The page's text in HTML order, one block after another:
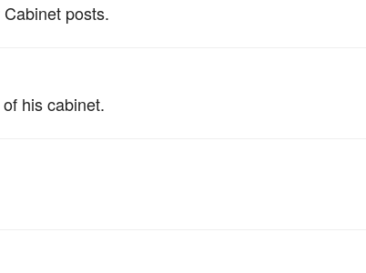
posts.
his cabinet.